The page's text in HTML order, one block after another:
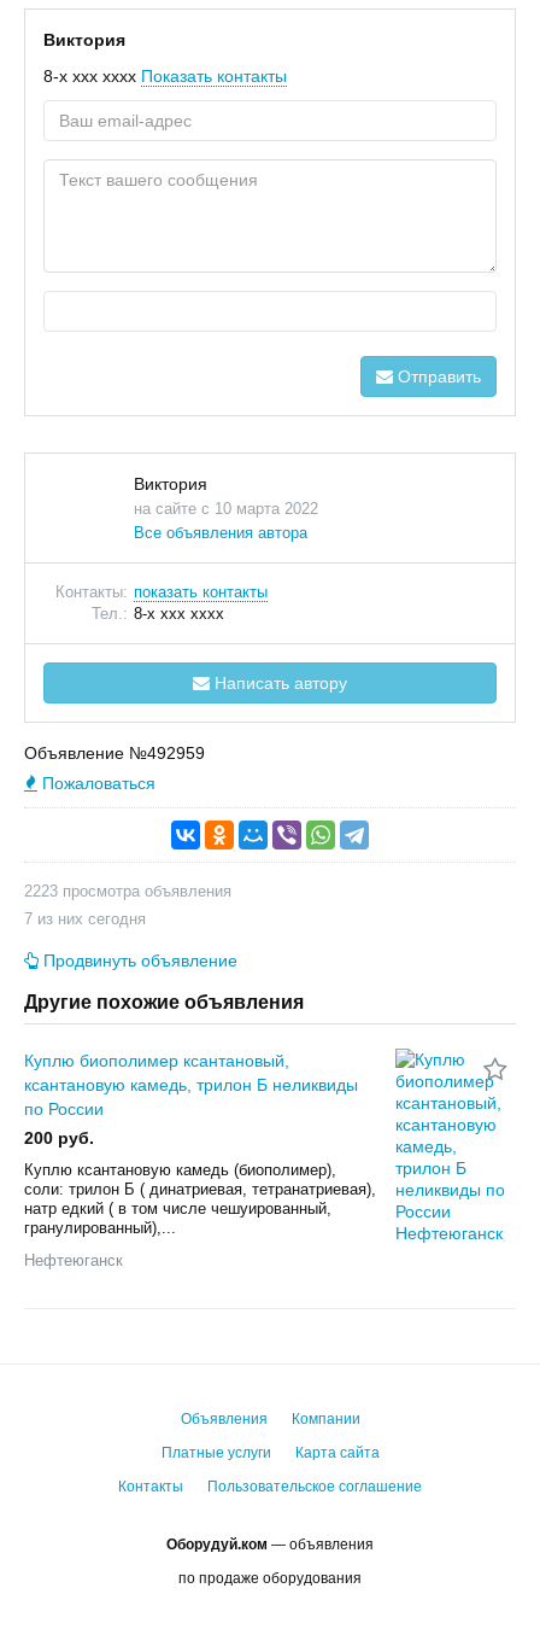
Виктория
8-x xxx xxxx Показать контакты
Отправить
Виктория
на сайте с 10 марта 2022
Все объявления автора
Контакты: показать контакты
Тел.: 8-x xxx xxxx
Написать автору
Объявление №492959
Пожаловаться
2223 просмотра объявления
7 из них сегодня
Продвинуть объявление
Другие похожие объявления
Куплю биополимер ксантановый,
ксантановую камедь, трилон Б неликвиды
по России
200 руб.
Куплю ксантановую камедь (биополимер),
соли: трилон Б ( динатриевая, тетранатриевая),
натр едкий ( в том числе чешуированный,
гранулированный),...
Нефтеюганск
Оборудуй.ком — объявления
по продаже оборудования
Объявления
Компании
Платные услуги
Карта сайта
Контакты
Пользовательское соглашение